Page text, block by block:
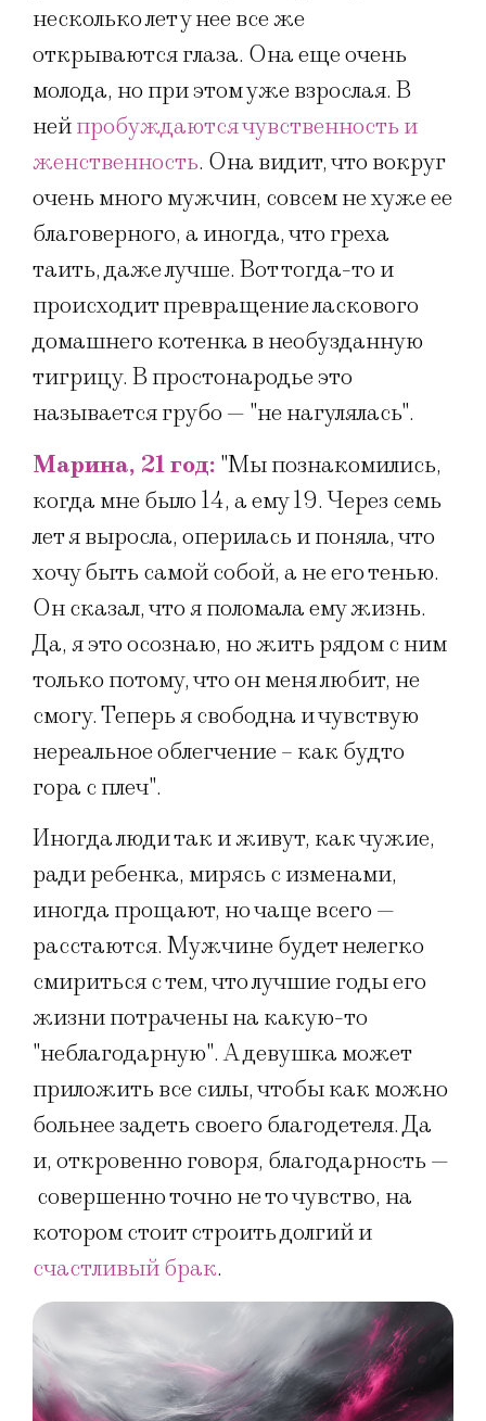
несколько лет у нее все же
открываются глаза. Она еще очень
молода, но при этом уже взрослая. В
нейпробуждаются чувственность и
женственность. Она видит, что вокруг
очень много мужчин, совсем не хуже ее
благоверного, а иногда, что греха
таить, даже лучше. Вот тогда-то и
происходит превращение ласкового
домашнего котенка в необузданную
тигрицу. В простонародье это
называется грубо — "не нагулялась".
Марина, 21 год: "Мы познакомились,
когда мне было 14, а ему 19. Через семь
лет я выросла, оперилась и поняла, что
хочу быть самой собой, а не его тенью.
Он сказал, что я поломала ему жизнь.
Да, я это осознаю, но жить рядом с ним
только потому, что он меня любит, не
смогу. Теперь я свободна и чувствую
нереальное облегчение – как будто
гора с плеч".
Иногда люди так и живут, как чужие,
ради ребенка, мирясь с изменами,
иногда прощают, но чаще всего —
расстаются. Мужчине будет нелегко
смириться с тем, что лучшие годы его
жизни потрачены на какую-то
"неблагодарную". А девушка может
приложить все силы, чтобы как можно
больнее задеть своего благодетеля. Да
и, откровенно говоря, благодарность —
совершенно точно не то чувство, на
котором стоит строить долгий и
счастливый брак.